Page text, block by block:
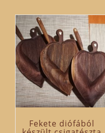
Fekete diófából